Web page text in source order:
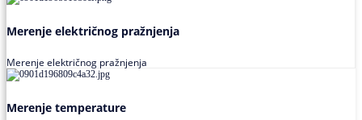
Merenje električnog pražnjenja
Merenje električnog pražnjenja
Merenje temperature